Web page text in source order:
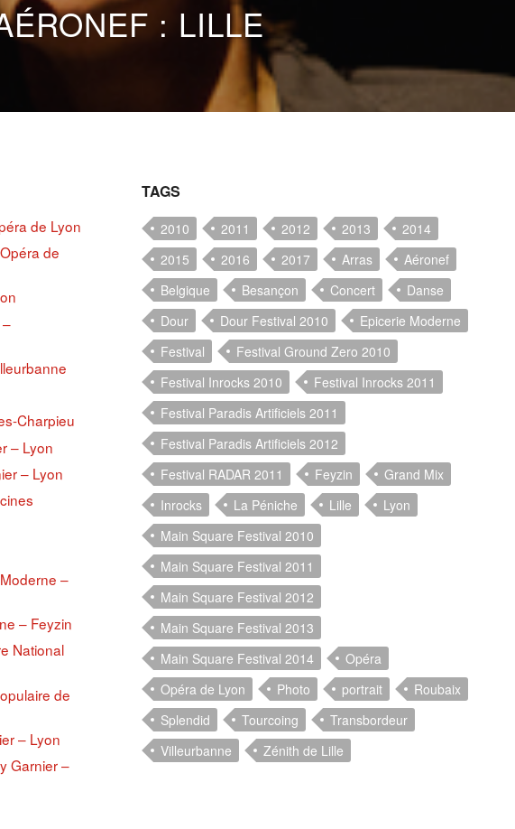
: LILLE
de Lyon
de
Charpieu
– Lyon
– Lyon
–
– Feyzin
National
de
– Lyon
Garnier –
TAGS
2010 2011 2012 2013
2014
2015
2016 2017 Arras
Aéronef
Belgique
Besançon Concert
Danse
Dour
Dour Festival 2010
Epicerie Moderne
Festival
Festival Ground Zero 2010
Festival Inrocks 2010
Festival Inrocks 2011
Festival Paradis Artificiels 2011
Festival Paradis Artificiels 2012
Festival RADAR 2011
Feyzin
Grand Mix
Inrocks
La Péniche Lille
Lyon
Main Square Festival 2010
Main Square Festival 2011
Main Square Festival 2012
Main Square Festival 2013
Main Square Festival 2014
Opéra
Opéra de Lyon
Photo portrait
Roubaix
Splendid
Tourcoing
Transbordeur
Villeurbanne
Zénith de Lille